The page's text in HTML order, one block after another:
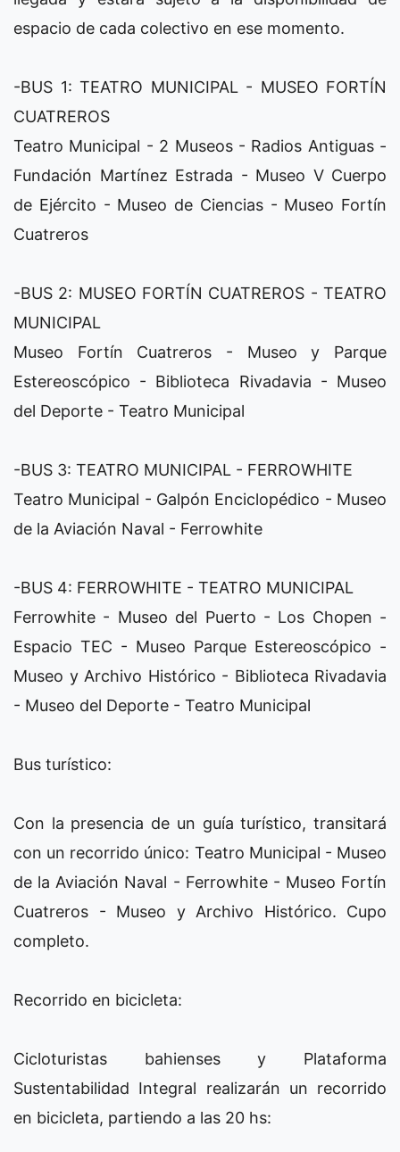
espacio de cada colectivo en ese momento.
-BUS 1: TEATRO MUNICIPAL - MUSEO FORTÍN
CUATREROS
Teatro Municipal - 2 Museos - Radios Antiguas -
Fundación Martínez Estrada - Museo V Cuerpo
de Ejército - Museo de Ciencias - Museo Fortín
Cuatreros
-BUS 2: MUSEO FORTÍN CUATREROS - TEATRO
MUNICIPAL
Museo Fortín Cuatreros - Museo y Parque
Estereoscópico - Biblioteca Rivadavia - Museo
del Deporte - Teatro Municipal
-BUS 3: TEATRO MUNICIPAL - FERROWHITE
Teatro Municipal - Galpón Enciclopédico - Museo
de la Aviación Naval - Ferrowhite
-BUS 4: FERROWHITE - TEATRO MUNICIPAL
Ferrowhite - Museo del Puerto - Los Chopen -
Espacio TEC - Museo Parque Estereoscópico -
Museo y Archivo Histórico - Biblioteca Rivadavia
- Museo del Deporte - Teatro Municipal
Bus turístico:
Con la presencia de un guía turístico, transitará
con un recorrido único: Teatro Municipal - Museo
de la Aviación Naval - Ferrowhite - Museo Fortín
Cuatreros - Museo y Archivo Histórico. Cupo
completo.
Recorrido en bicicleta:
Cicloturistas bahienses y Plataforma
Sustentabilidad Integral realizarán un recorrido
en bicicleta, partiendo a las 20 hs: